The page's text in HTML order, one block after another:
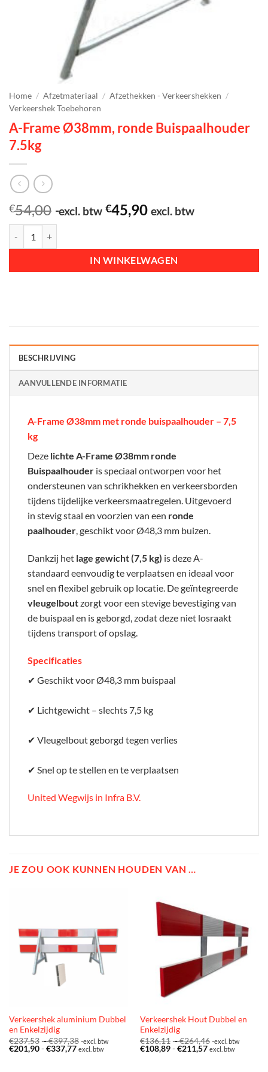
Home / Afzetmateriaal / Afzethekken - Verkeershekken /
Verkeershek Toebehoren
A-Frame Ø38mm, ronde Buispaalhouder
7.5kg
€54,00 excl. btw €45,90 excl. btw
IN WINKELWAGEN
BESCHRIJVING
AANVULLENDE INFORMATIE
A-Frame Ø38mm met ronde buispaalhouder – 7,5
kg
Deze lichte A-Frame Ø38mm ronde
Buispaalhouder is speciaal ontworpen voor het
ondersteunen van schrikhekken en verkeersborden
tijdens tijdelijke verkeersmaatregelen. Uitgevoerd
in stevig staal en voorzien van een ronde
paalhouder, geschikt voor Ø48,3 mm buizen.
Dankzij het lage gewicht (7,5 kg) is deze A-
standaard eenvoudig te verplaatsen en ideaal voor
snel en flexibel gebruik op locatie. De geïntegreerde
vleugelboutzorgt voor een stevige bevestiging van
de buispaal en is geborgd, zodat deze niet losraakt
tijdens transport of opslag.
Specificaties
✔ Geschikt voor Ø48,3 mm buispaal
✔ Lichtgewicht – slechts 7,5 kg
✔ Vleugelbout geborgd tegen verlies
✔ Snel op te stellen en te verplaatsen
United Wegwijs in Infra B.V.
JE ZOU OOK KUNNEN HOUDEN VAN …
Verkeershek aluminium Dubbel
en Enkelzijdig
€237,53 -€397,38 Prijsklasse:
€237,53
excl. btw
€201,90 - €337,77Prijsklasse:
excl. btw
Verkeershek Hout Dubbel en
Enkelzijdig
€136,11 -€264,46 Prijsklasse:
€136,11
excl. btw
€108,89 - €211,57Prijsklasse:
excl. btw